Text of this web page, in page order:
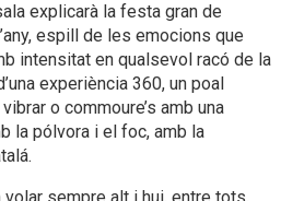
explicarà la festa gran de
espill de les emocions que
intensitat en qualsevol racó de la
experiència 360, un poal
o commoure’s amb una
la pólvora i el foc, amb la